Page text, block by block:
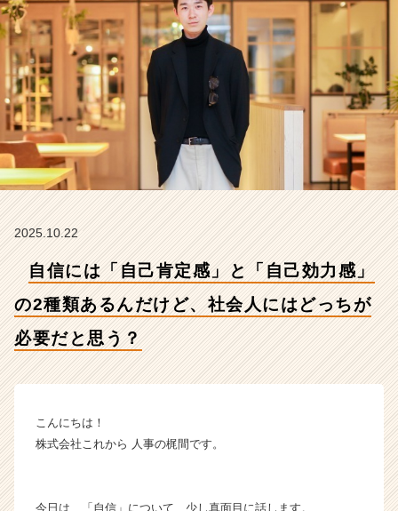
ん
だ
け
ど、
社
会
人
に
は
ど
っ
要
だ
と
式
こ
2025.10.22
自信には「自己肯定感」と「自己効力感」
の2種類あるんだけど、社会人にはどっちが
必要だと思う？
こんにちは！
株式会社これから 人事の梶間です。
今日は、「自信」について、少し真面目に話します。